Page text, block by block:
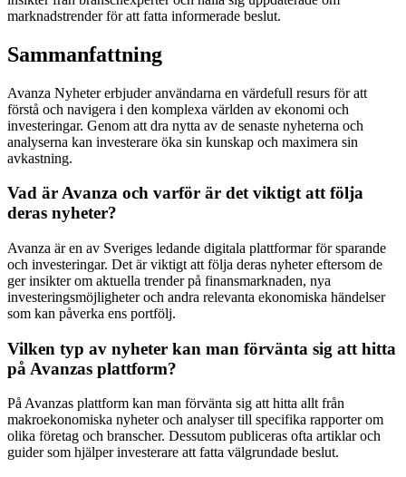
marknadstrender för att fatta informerade beslut.
Sammanfattning
Avanza Nyheter erbjuder användarna en värdefull resurs för att
förstå och navigera i den komplexa världen av ekonomi och
investeringar. Genom att dra nytta av de senaste nyheterna och
analyserna kan investerare öka sin kunskap och maximera sin
avkastning.
Vad är Avanza och varför är det viktigt att följa
deras nyheter?
Avanza är en av Sveriges ledande digitala plattformar för sparande
och investeringar. Det är viktigt att följa deras nyheter eftersom de
ger insikter om aktuella trender på finansmarknaden, nya
investeringsmöjligheter och andra relevanta ekonomiska händelser
som kan påverka ens portfölj.
Vilken typ av nyheter kan man förvänta sig att hitta
på Avanzas plattform?
På Avanzas plattform kan man förvänta sig att hitta allt från
makroekonomiska nyheter och analyser till specifika rapporter om
olika företag och branscher. Dessutom publiceras ofta artiklar och
guider som hjälper investerare att fatta välgrundade beslut.